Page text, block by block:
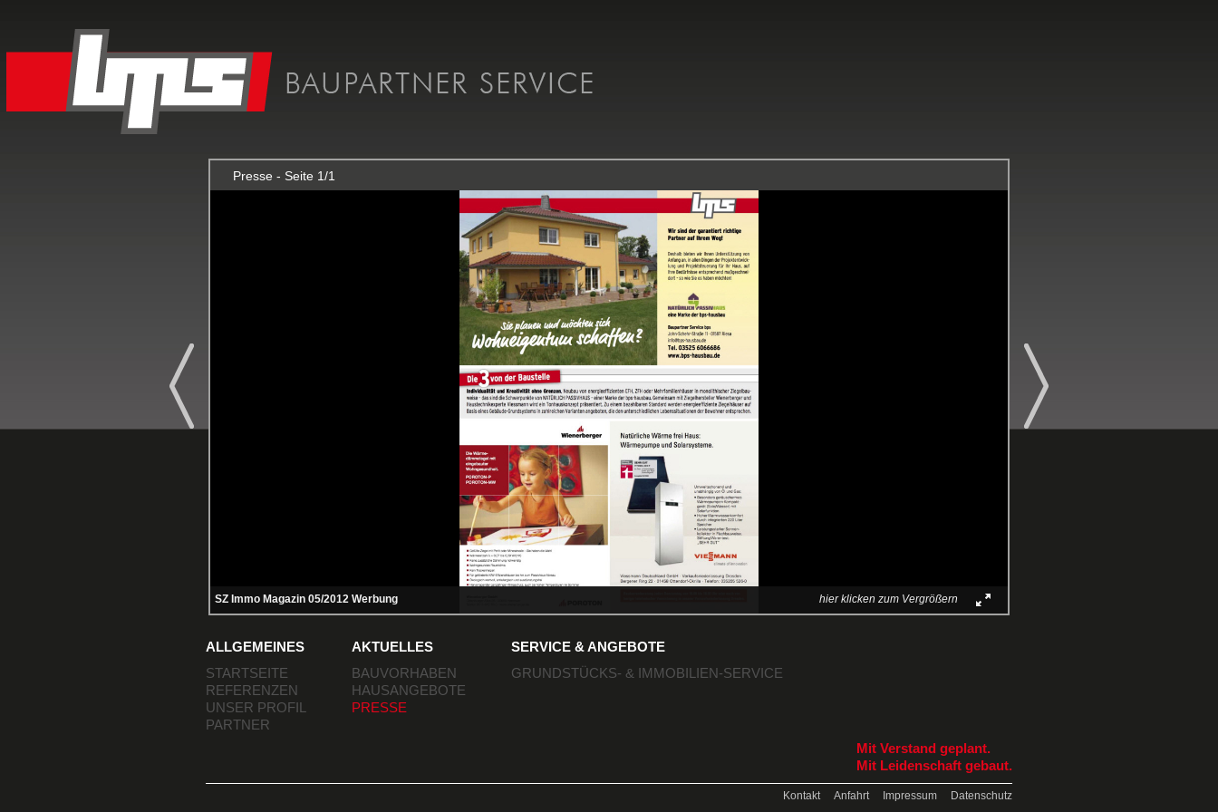
Presse - Seite 1/1
hier klicken zum Vergrößern
SZ Immo Magazin 05/2012 Werbung
ALLGEMEINES
STARTSEITE
REFERENZEN
UNSER PROFIL
PARTNER
AKTUELLES
BAUVORHABEN
HAUSANGEBOTE
PRESSE
SERVICE & ANGEBOTE
GRUNDSTÜCKS- & IMMOBILIEN-SERVICE
Mit Verstand geplant.
Mit Leidenschaft gebaut.
Kontakt Anfahrt Impressum Datenschutz